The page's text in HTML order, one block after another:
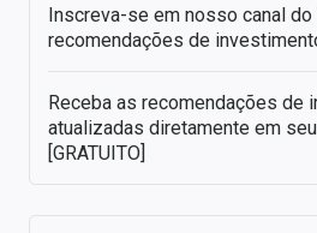
Inscreva-se em nosso canal do
recomendações de
Receba as recomendações de
atualizadas diretamente em
[GRATUITO]